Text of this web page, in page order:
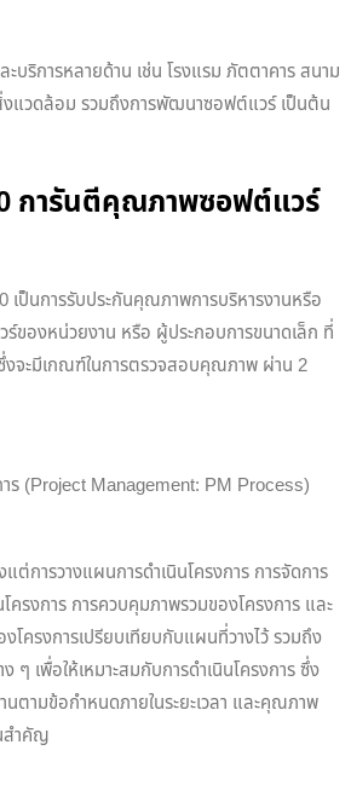
บริการหลายด้าน เช่น โรงแรม ภัตตาคาร สนาม
งแวดล้อม รวมถึงการพัฒนาซอฟต์แวร์ เป็นต้น
การันตีคุณภาพซอฟต์แวร์
เป็นการรับประกันคุณภาพการบริหารงานหรือ
องหน่วยงาน หรือ ผู้ประกอบการขนาดเล็ก ที่
งจะมีเกณฑ์ในการตรวจสอบคุณภาพ ผ่าน 2
าร (Project Management: PM Process)
ต่การวางแผนการดำเนินโครงการ การจัดการ
ครงการ การควบคุมภาพรวมของโครงการ และ
โครงการเปรียบเทียบกับแผนที่วางไว้ รวมถึง
ๆ เพื่อให้เหมาะสมกับการดำเนินโครงการ ซึ่ง
ตามข้อกำหนดภายในระยะเวลา และคุณภาพ
สำคัญ